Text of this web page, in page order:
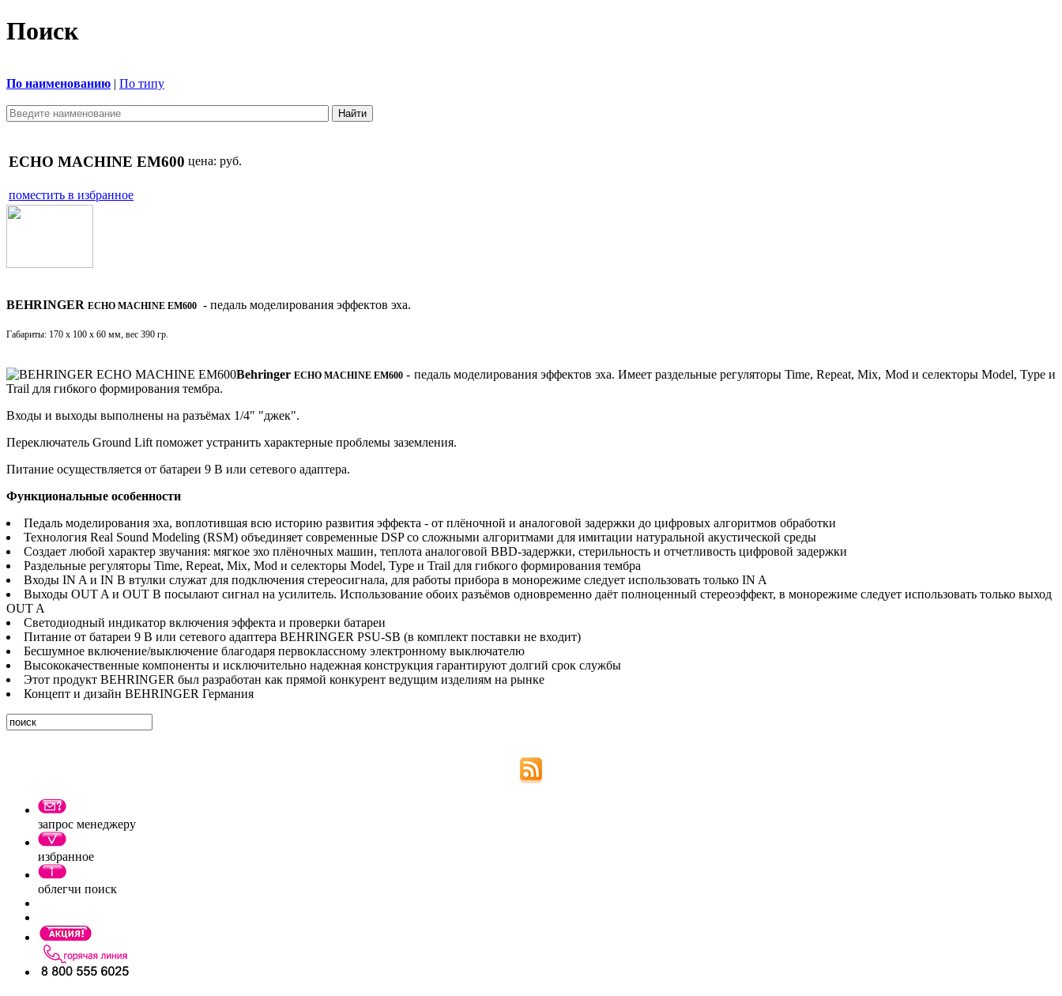
Поиск
По наименованию По типу
ECHO MACHINE EM600 цена: руб.
поместить в избранное
BEHRINGER ECHO MACHINE EM600 - педаль моделирования эффектов эха.
Габариты: 170 х 100 х 60 мм, вес 390 гр.
BehringerECHO MACHINE EM600 - педаль моделирования эффектов эха. Имеет раздельные регуляторы Time, Repeat, Mix, Mod и селекторы Model, Type и
Trail для гибкого формирования тембра.
Входы и выходы выполнены на разъёмах 1/4" "джек".
Переключатель Ground Lift поможет устранить характерные проблемы заземления.
Питание осуществляется от батареи 9 В или сетевого адаптера.
Функциональные особенности
Педаль моделирования эха, воплотившая всю историю развития эффекта - от плёночной и аналоговой задержки до цифровых алгоритмов обработки
Технология Real Sound Modeling (RSM) объединяет современные DSP со сложными алгоритмами для имитации натуральной акустической среды
Создает любой характер звучания: мягкое эхо плёночных машин, теплота аналоговой BBD-задержки, стерильность и отчетливость цифровой задержки
Раздельные регуляторы Time, Repeat, Mix, Mod и селекторы Model, Type и Trail для гибкого формирования тембра
Входы IN A и IN B втулки служат для подключения стереосигнала, для работы прибора в монорежиме следует использовать только IN A
Выходы OUT A и OUT B посылают сигнал на усилитель. Использование обоих разъёмов одновременно даёт полноценный стереоэффект, в монорежиме следует использовать только выход
OUT A
Светодиодный индикатор включения эффекта и проверки батареи
Питание от батареи 9 В или сетевого адаптера BEHRINGER PSU-SB (в комплект поставки не входит)
Бесшумное включение/выключение благодаря первоклассному электронному выключателю
Высококачественные компоненты и исключительно надежная конструкция гарантируют долгий срок службы
Этот продукт BEHRINGER был разработан как прямой конкурент ведущим изделиям на рынке
Концепт и дизайн BEHRINGER Германия
запрос менеджеру
избранное
облегчи поиск